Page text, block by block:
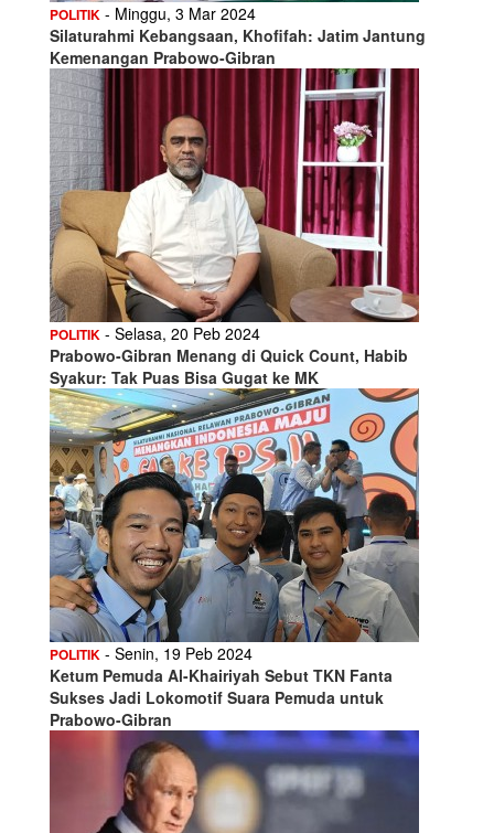
POLITIK - Minggu, 3 Mar 2024
Silaturahmi Kebangsaan, Khofifah: Jatim Jantung
Kemenangan Prabowo-Gibran
POLITIK - Selasa, 20 Peb 2024
Prabowo-Gibran Menang di Quick Count, Habib
Syakur: Tak Puas Bisa Gugat ke MK
POLITIK - Senin, 19 Peb 2024
Ketum Pemuda Al-Khairiyah Sebut TKN Fanta
Sukses Jadi Lokomotif Suara Pemuda untuk
Prabowo-Gibran